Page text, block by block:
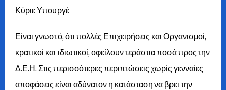
Κύριε Υπουργέ
Είναι γνωστό, ότι πολλές Επιχειρήσεις και Οργανισμοί,
κρατικοί και ιδιωτικοί, οφείλουν τεράστια ποσά προς την
Δ.Ε.Η. Στις περισσότερες περιπτώσεις χωρίς γενναίες
αποφάσεις είναι αδύνατον η κατάσταση να βρει την